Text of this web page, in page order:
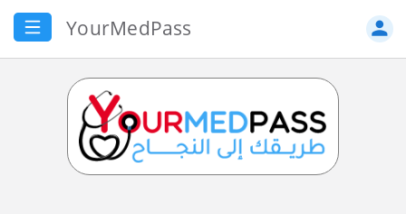
YourMedPass person